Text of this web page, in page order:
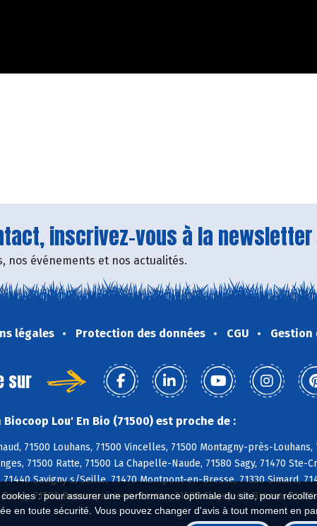
: pour assurer une performance optimale du site, pour
en toute sécurité. Vous pouvez changer d'avis à tout moment en
inscrivez-vous à la
nos événements et nos actualités.
légales Protection des données CGU Gestion
sur
Lou' En Bio (71500) est proche de :
71500 Louhans, 71500 Vincelles, 71500 Montagny-près-
71500 Ratte, 71500 La Chapelle-Naude, 71580 Sagy, 71470 Ste-
71440 Savigny s/Seille, 71470 Montpont-en-Bresse, 71330 Simard,
71580 Beaurepaire-en-Bresse, 71580 Flacey-en-Bresse,